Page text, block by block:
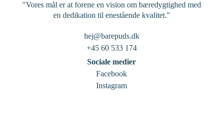
"Vores mål er at forene en vision om bæredygtighed med
en dedikation til enestående kvalitet."
hej@barepuds.dk
+45 60 533 174
Sociale medier
Facebook
Instagram